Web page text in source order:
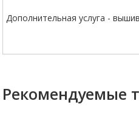
Дополнительная услуга -
Рекомендуемые